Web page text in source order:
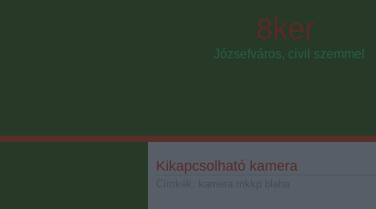
8ker
Józsefváros, civil szemmel
Kikapcsolható kamera